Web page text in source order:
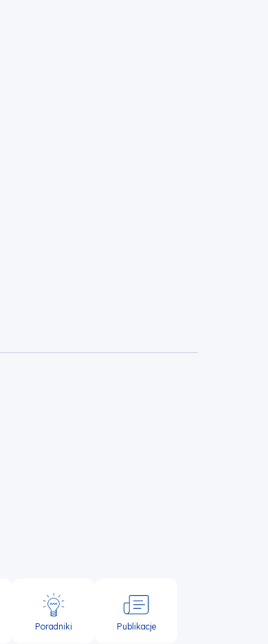
Poradniki Publikacje